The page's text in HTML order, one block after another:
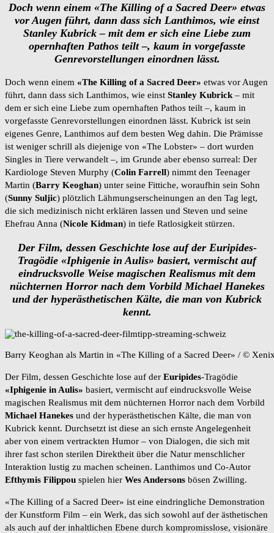
Doch wenn einem «The Killing of a Sacred Deer» etwas
vor Augen führt, dann dass sich Lanthimos, wie einst
Stanley Kubrick – mit dem er sich eine Liebe zum
opernhaften Pathos teilt –, kaum in vorgefasste
Genrevorstellungen einordnen lässt.
Doch wenn einem «The Killing of a Sacred Deer» etwas vor Augen
führt, dann dass sich Lanthimos, wie einst Stanley Kubrick– mit
dem er sich eine Liebe zum opernhaften Pathos teilt –, kaum in
vorgefasste Genrevorstellungen einordnen lässt. Kubrick ist sein
eigenes Genre, Lanthimos auf dem besten Weg dahin. Die Prämisse
ist weniger schrill als diejenige von «The Lobster» – dort wurden
Singles in Tiere verwandelt –, im Grunde aber ebenso surreal: Der
Kardiologe Steven Murphy (Colin Farrell) nimmt den Teenager
Martin (Barry Keoghan) unter seine Fittiche, woraufhin sein Sohn
(Sunny Suljic) plötzlich Lähmungserscheinungen an den Tag legt,
die sich medizinisch nicht erklären lassen und Steven und seine
Ehefrau Anna (Nicole Kidman) in tiefe Ratlosigkeit stürzen.
Der Film, dessen Geschichte lose auf der Euripides-
Tragödie «Iphigenie in Aulis» basiert, vermischt auf
eindrucksvolle Weise magischen Realismus mit dem
nüchternen Horror nach dem Vorbild Michael Hanekes
und der hyperästhetischen Kälte, die man von Kubrick
kennt.
Barry Keoghan als Martin in «The Killing of a Sacred Deer» / ©
Der Film, dessen Geschichte lose auf der Euripides-Tragödie
«Iphigenie in Aulis» basiert, vermischt auf eindrucksvolle Weise
magischen Realismus mit dem nüchternen Horror nach dem Vorbild
Michael Hanekes und der hyperästhetischen Kälte, die man von
Kubrick kennt. Durchsetzt ist diese an sich ernste Angelegenheit
aber von einem vertrackten Humor – von Dialogen, die sich mit
ihrer fast schon sterilen Direktheit über die Natur menschlicher
Interaktion lustig zu machen scheinen. Lanthimos und Co-Autor
Efthymis Filippou spielen hier Wes Andersons bösen Zwilling.
«The Killing of a Sacred Deer» ist eine eindringliche Demonstration
der Kunstform Film – ein Werk, das sich sowohl auf der ästhetischen
als auch auf der inhaltlichen Ebene durch kompromisslose, visionäre